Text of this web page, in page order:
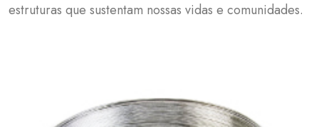
estruturas que sustentam nossas vidas e comunidades.